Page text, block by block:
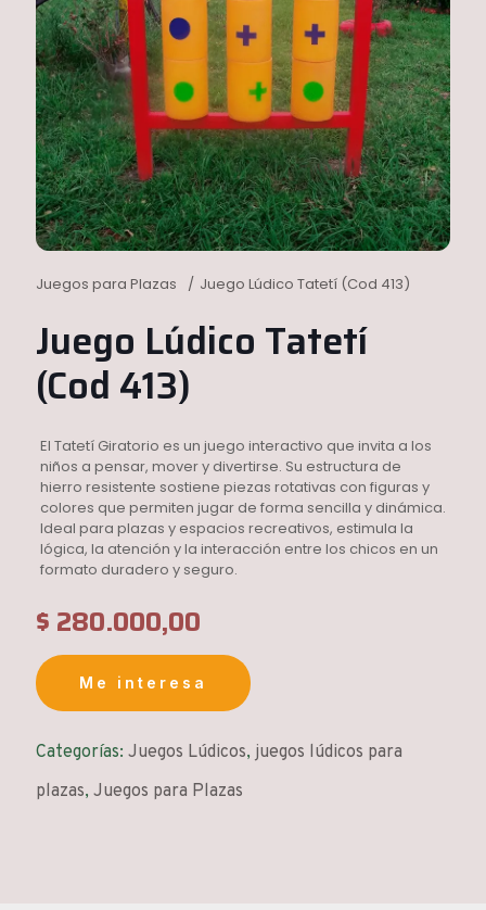
Juegos para Plazas / Juego Lúdico Tatetí (Cod 413)
Juego Lúdico Tatetí
(Cod 413)
El Tatetí Giratorio es un juego interactivo que invita a los
niños a pensar, mover y divertirse. Su estructura de
hierro resistente sostiene piezas rotativas con figuras y
colores que permiten jugar de forma sencilla y dinámica.
Ideal para plazas y espacios recreativos, estimula la
lógica, la atención y la interacción entre los chicos en un
formato duradero y seguro.
$ 280.000,00
Me interesa
Categorías: Juegos Lúdicos, juegos lúdicos para
plazas, Juegos para Plazas